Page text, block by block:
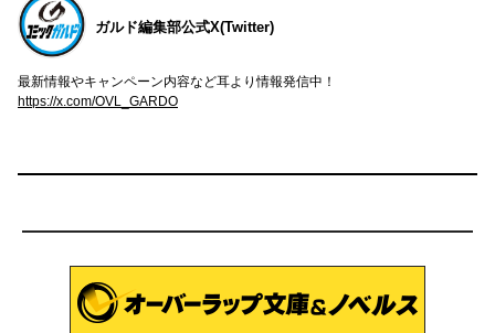
ガルド編集部公式X(Twitter)
最新情報やキャンペーン内容など耳より情報発信中！
https://x.com/OVL_GARDO